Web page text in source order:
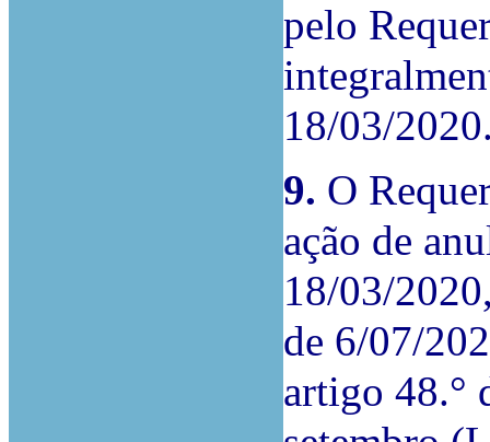
pelo
18/03/
9. O
ação de
18/03/
de 6/07/
artigo 48.°